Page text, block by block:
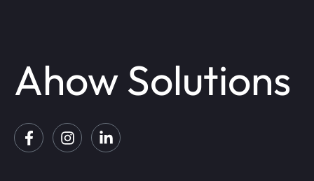
Ahow Solutions